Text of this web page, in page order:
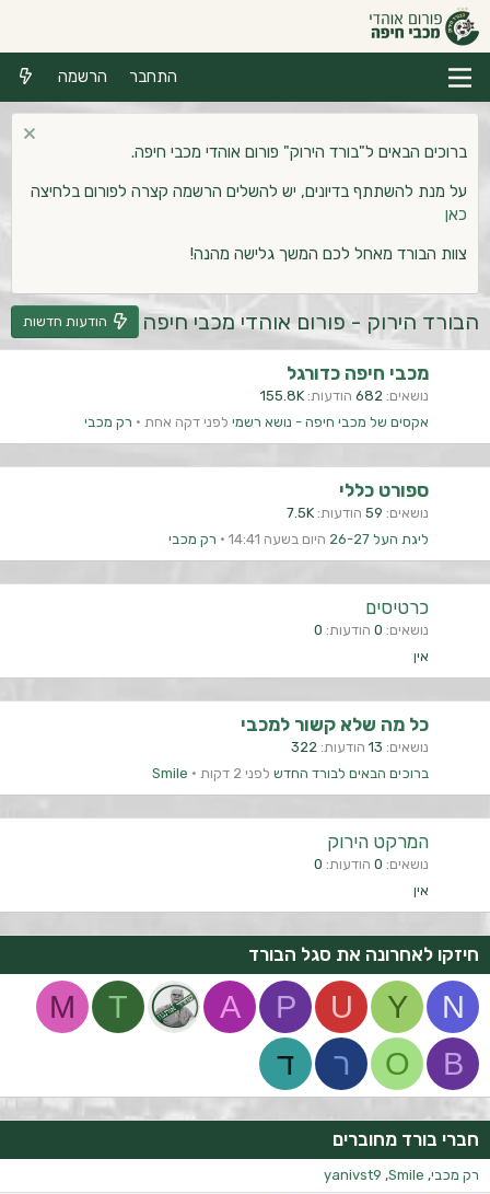
התחבר הרשמה
ברוכים הבאים ל"בורד הירוק" פורום אוהדי מכבי חיפה.
על מנת להשתתף בדיונים, יש להשלים הרשמה קצרה לפורום בלחיצה
כאן
צוות הבורד מאחל לכם המשך גלישה מהנה!
הבורד הירוק - פורום אוהדי מכבי חיפה הודעות חדשות
מכבי חיפה כדורגל
נושאים 682 הודעות 155.8K
אקסים של מכבי חיפה - נושא רשמי לפני דקה אחת רק מכבי
ספורט כללי
נושאים 59 הודעות 7.5K
ליגת העל 26-27
היום בשעה 14:41 רק מכבי
כרטיסים
נושאים 0 הודעות 0
אין
כל מה שלא קשור למכבי
נושאים 13 הודעות 322
ברוכים הבאים לבורד החדש לפני 2 דקות Smile
המרקט הירוק
נושאים 0 הודעות 0
אין
חיזקו לאחרונה את סגל הבורד
N
Y
U
P
A
T
M
B
O ר ד
חברי בורד מחוברים
רק מכבי Smile
yanivst9